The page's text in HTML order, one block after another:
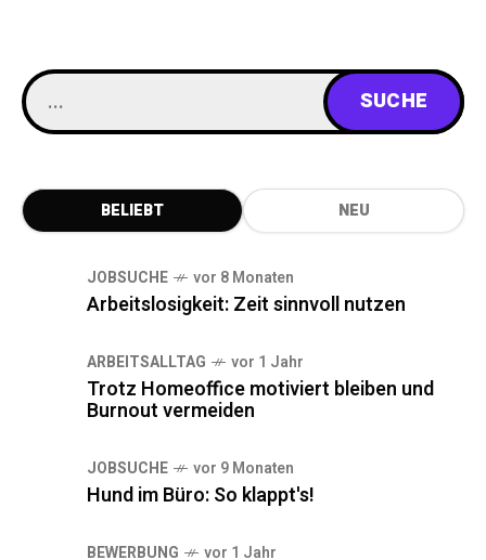
BELIEBT NEU
JOBSUCHE vor 8 Monaten
Arbeitslosigkeit: Zeit sinnvoll nutzen
ARBEITSALLTAG vor 1 Jahr
Trotz Homeoffice motiviert bleiben und
Burnout vermeiden
JOBSUCHE vor 9 Monaten
Hund im Büro: So klappt's!
BEWERBUNG vor 1 Jahr